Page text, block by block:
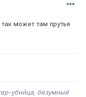
может там прутья
убийца, безумный